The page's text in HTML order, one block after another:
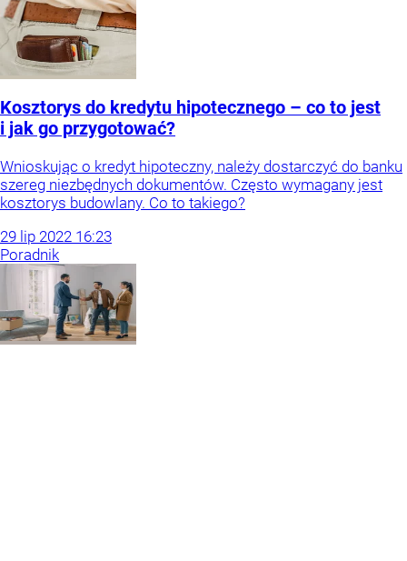
Kosztorys do kredytu hipotecznego – co to jest
i jak go przygotować?
Wnioskując o kredyt hipoteczny, należy dostarczyć do banku
szereg niezbędnych dokumentów. Często wymagany jest
kosztorys budowlany. Co to takiego?
29 lip 2022 16:23
Poradnik